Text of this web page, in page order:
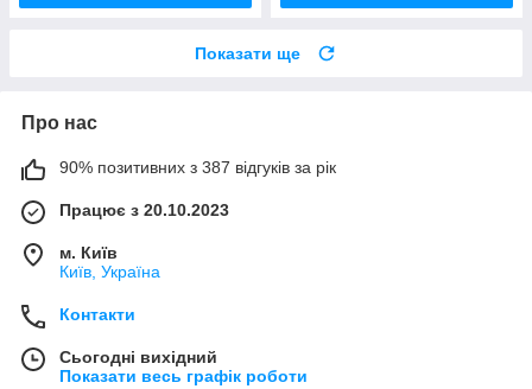
Показати ще
Про нас
90% позитивних з 387 відгуків за рік
Працює з 20.10.2023
м. Київ
Київ, Україна
Контакти
Сьогодні вихідний
Показати весь графік роботи